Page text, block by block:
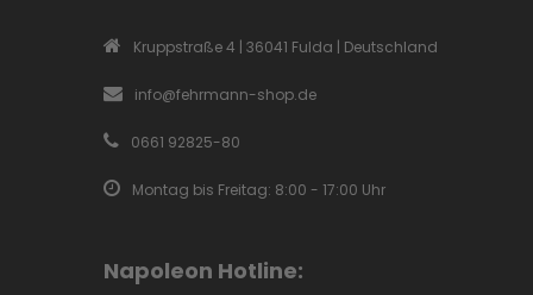
Kruppstraße 4 | 36041 Fulda | Deutschland
info@fehrmann-shop.de
0661 92825-80
Montag bis Freitag: 8:00 - 17:00 Uhr
Napoleon Hotline: